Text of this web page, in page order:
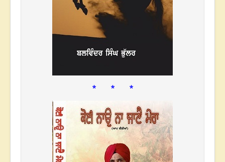
* * *